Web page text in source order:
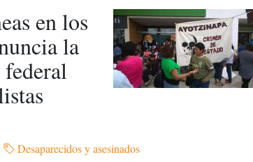
en los
la
Desaparecidos y asesinados